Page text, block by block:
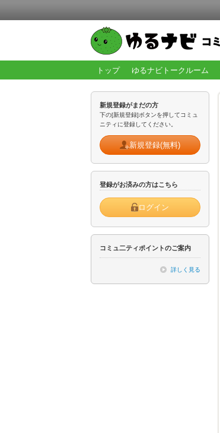
トップ ゆるナビトークルーム
新規登録がまだの方
下の[新規登録]ボタンを押してコミュ
ニティに登録してください。
新規登録(無料)
登録がお済みの方はこちら
ログイン
コミュ二ティポイントのご案内
詳しく見る